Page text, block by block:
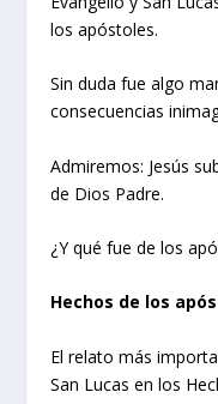
los apóstoles.
Sin duda fue algo
consecuencias
Admiremos: Jesús
de Dios Padre.
¿Y qué fue de los
Hechos de los
El relato más
San Lucas en los